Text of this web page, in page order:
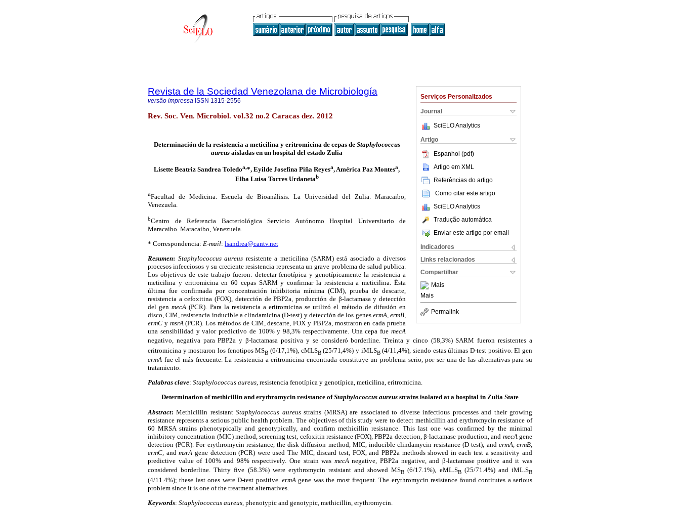
Serviços Personalizados
Journal
SciELO Analytics
Artigo
Espanhol (pdf)
Artigo em XML
Referências do artigo
Como citar este artigo
SciELO Analytics
Tradução automática
Enviar este artigo por email
Indicadores
Links relacionados
Compartilhar
Mais
Mais
Permalink
Revista de la Sociedad Venezolana de Microbiología
versão impressa ISSN 1315-2556
Rev. Soc. Ven. Microbiol. vol.32 no.2 Caracas dez. 2012
Determinación de la resistencia a meticilina y eritromicina de cepas de Staphylococcus
aureus aisladas en un hospital del estado Zulia
Lisette Beatriz Sandrea Toledoa, *, Eyilde Josefina Piña Reyesa, América Paz Montesa,
Elba Luisa Torres Urdanetab
aFacultad de Medicina. Escuela de Bioanálisis. La Universidad del Zulia.
Maracaibo,
Venezuela.
bCentro de Referencia Bacteriológica Servicio Autónomo Hospital Universitario de
Maracaibo. Maracaibo, Venezuela.
* Correspondencia: E-mail: lsandrea@cantv.net
Resumen: Staphylococcus aureus resistente a meticilina (SARM) está asociado a diversos
procesos infecciosos y su creciente resistencia representa un grave problema de salud publica.
Los objetivos de este trabajo fueron: detectar fenotípica y genotípicamente la resistencia a
meticilina y eritromicina en 60 cepas SARM y confirmar la resistencia a meticilina. Ésta
última fue confirmada por concentración inhibitoria mínima (CIM), prueba de descarte,
resistencia a cefoxitina (FOX), detección de PBP2a, producción de β-lactamasa y detección
del genmecA (PCR). Para la resistencia a eritromicina se utilizó el método de difusión en
disco, CIM, resistencia inducible a clindamicina (D-test) y detección de los genesermA, ermB,
ermC y msrA(PCR). Los métodos de CIM, descarte, FOX y PBP2a, mostraron en cada prueba
una sensibilidad y valor predictivo de 100% y 98,3% respectivamente. Una cepa fue mecA
negativo, negativa para PBP2a y β-lactamasa positiva y se consideró borderline. Treinta y cinco (58,3%) SARM fueron resistentes a
eritromicina y mostraron los fenotipos MSB (6/17,1%), cMLSB(25/71,4%) y iMLSB(4/11,4%), siendo estas últimas D-test positivo. El gen
ermA fue el más frecuente. La resistencia a eritromicina encontrada constituye un problema serio, por ser una de las alternativas para su
tratamiento.
Palabras clave: Staphylococcus aureus, resistencia fenotípica y genotípica, meticilina, eritromicina.
Determination of methicillin and erythromycin resistance ofStaphylococcus aureus strains isolated at a hospital in Zulia State
Abstract: Methicillin resistantStaphylococcus aureusstrains (MRSA) are associated to diverse infectious processes and their growing
resistance represents a serious public health problem. The objectives of this study were to detect methicillin and erythromycin resistance of
60 MRSA strains phenotypically and genotypically, and confirm methicillin resistance. This last one was confirmed by the minimal
inhibitory concentration (MIC) method, screening test, cefoxitin resistance (FOX), PBP2a detection, β-lactamase production, and mecAgene
detection (PCR). For erythromycin resistance, the disk diffusion method, MIC, inducible clindamycin resistance (D-test), and ermA, ermB,
ermC, andmsrA gene detection (PCR) were used The MIC, discard test, FOX, and PBP2a methods showed in each test a sensitivity and
predictive value of 100% and 98% respectively. One strain was mecAnegative, PBP2a negative, and β-lactamase positive and it was
considered borderline. Thirty five (58.3%) were erythromycin resistant and showed MSB (6/17.1%), eML.SB(25/71.4%) and iML.SB
(4/11.4%); these last ones were D-test positive. ermAgene was the most frequent. The erythromycin resistance found contitutes a serious
problem since it is one of the treatment alternatives.
Keywords: Staphylococcus aureus , phenotypic and genotypic, methicillin, erythromycin.